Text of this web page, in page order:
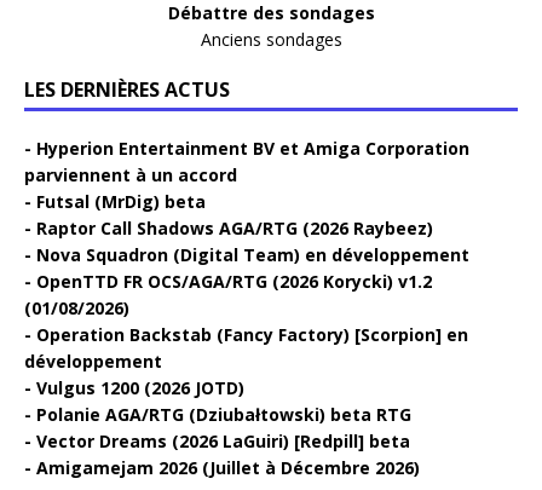
Débattre des sondages
Anciens sondages
LES DERNIÈRES ACTUS
Hyperion Entertainment BV et Amiga Corporation
parviennent à un accord
Futsal (MrDig) beta
Raptor Call Shadows AGA/RTG (2026 Raybeez)
Nova Squadron (Digital Team) en développement
OpenTTD FR OCS/AGA/RTG (2026 Korycki) v1.2
(01/08/2026)
Operation Backstab (Fancy Factory) [Scorpion] en
développement
Vulgus 1200 (2026 JOTD)
Polanie AGA/RTG (Dziubałtowski) beta RTG
Vector Dreams (2026 LaGuiri) [Redpill] beta
Amigamejam 2026 (Juillet à Décembre 2026)